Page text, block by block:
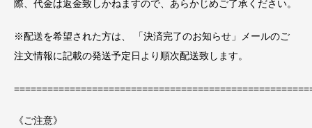
際、代金は返金致しかねますので、あらかじめご了承ください。
※配送を希望された方は、 「決済完了のお知らせ」メールのご
注文情報に記載の発送予定日より順次配送致します。
《ご注意》